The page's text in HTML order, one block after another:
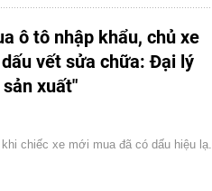
ô tô nhập khẩu, chủ xe
vết sửa chữa: Đại lý
xuất"
chiếc xe mới mua đã có dấu hiệu lạ.